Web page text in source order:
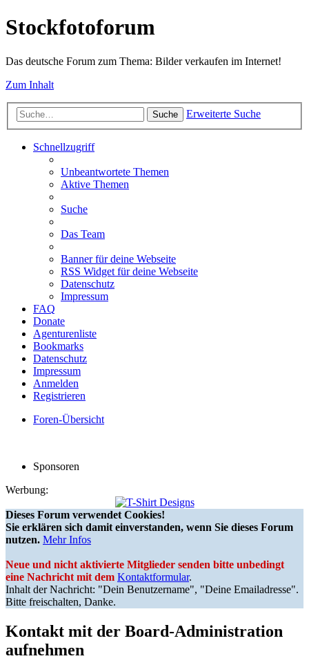
Stockfotoforum
Das deutsche Forum zum Thema: Bilder verkaufen im Internet!
Zum Inhalt
Suche Erweiterte Suche
Schnellzugriff
Unbeantwortete Themen
Aktive Themen
Suche
Das Team
Banner für deine Webseite
RSS Widget für deine Webseite
Datenschutz
Impressum
FAQ
Donate
Agenturenliste
Bookmarks
Datenschutz
Impressum
Anmelden
Registrieren
Foren-Übersicht
Sponsoren
Werbung:
Dieses Forum verwendet Cookies!
Sie erklären sich damit einverstanden, wenn Sie dieses Forum
nutzen. Mehr Infos
Neue und nicht aktivierte Mitglieder senden bitte unbedingt
eine Nachricht mit dem Kontaktformular.
Inhalt der Nachricht: "Dein Benutzername", "Deine Emailadresse".
Bitte freischalten, Danke.
Kontakt mit der Board-Administration
aufnehmen